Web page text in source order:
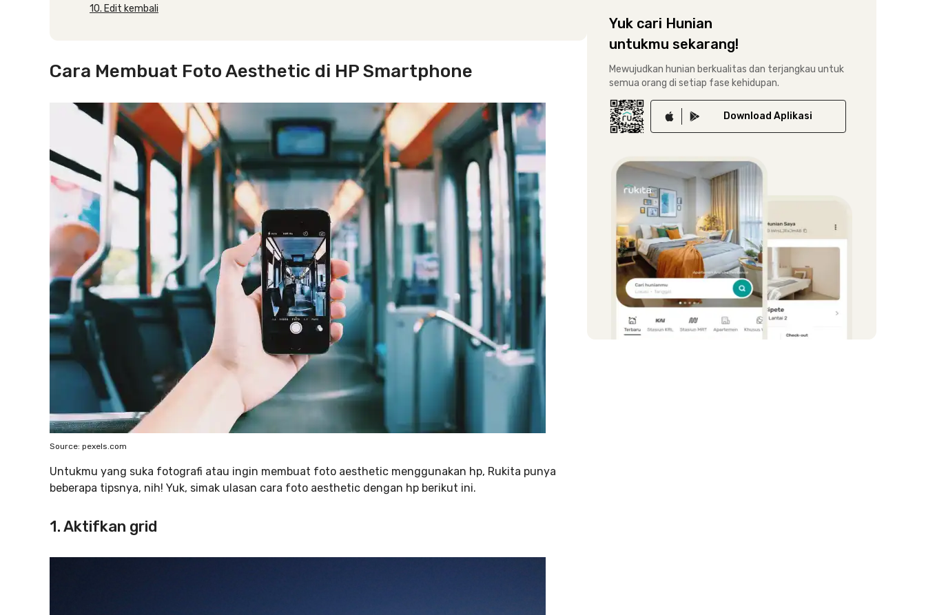
10. Edit kembali
Cara Membuat Foto Aesthetic di HP Smartphone
Source: pexels.com
Untukmu yang suka fotografi atau ingin membuat foto aesthetic menggunakan hp, Rukita punya
beberapa tipsnya, nih! Yuk, simak ulasan cara foto aesthetic dengan hp berikut ini.
1. Aktifkan grid
Yuk cari Hunian
untukmu sekarang!
Mewujudkan hunian berkualitas dan terjangkau untuk
semua orang di setiap fase kehidupan.
Download Aplikasi